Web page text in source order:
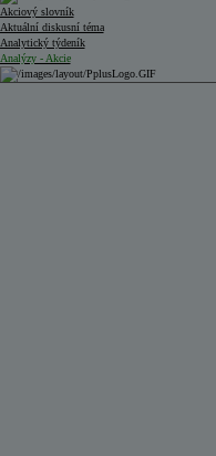
Akciový slovník
Aktuální diskusní téma
Analytický týdeník
Analýzy - Akcie